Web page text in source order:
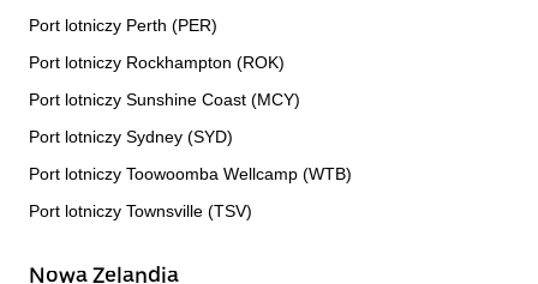
Port lotniczy Perth (PER)
Port lotniczy Rockhampton (ROK)
Port lotniczy Sunshine Coast (MCY)
Port lotniczy Sydney (SYD)
Port lotniczy Toowoomba Wellcamp (WTB)
Port lotniczy Townsville (TSV)
Nowa Zelandia